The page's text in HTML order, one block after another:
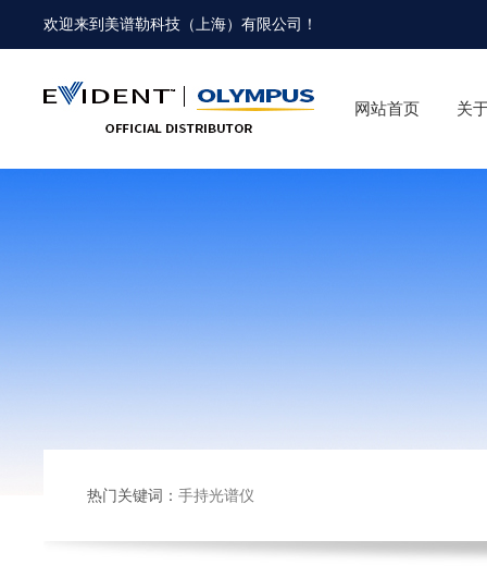
欢迎来到 美谱勒科技（上海）有限公司 ！
网站首页 关
热门关键词： 手持光谱仪